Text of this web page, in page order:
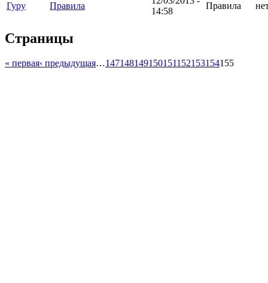
Гуру Правила
14:58
Правила
Страницы
« первая‹ предыдущая…147148149150151152153154155